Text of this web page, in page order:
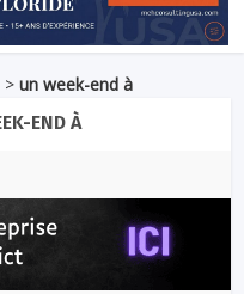
>un week-end à
END À